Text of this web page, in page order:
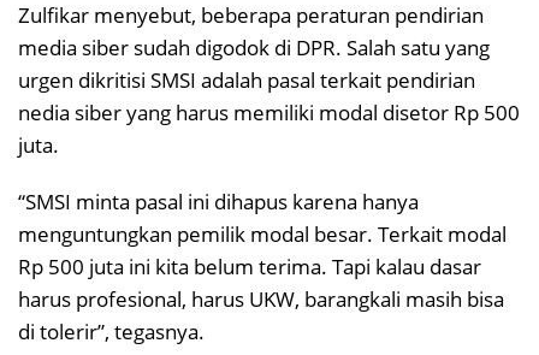
Zulfikar menyebut, beberapa peraturan pendirian
media siber sudah digodok di DPR. Salah satu yang
urgen dikritisi SMSI adalah pasal terkait pendirian
nedia siber yang harus memiliki modal disetor Rp 500
juta.
“SMSI minta pasal ini dihapus karena hanya
menguntungkan pemilik modal besar. Terkait modal
Rp 500 juta ini kita belum terima. Tapi kalau dasar
harus profesional, harus UKW, barangkali masih bisa
di tolerir”, tegasnya.